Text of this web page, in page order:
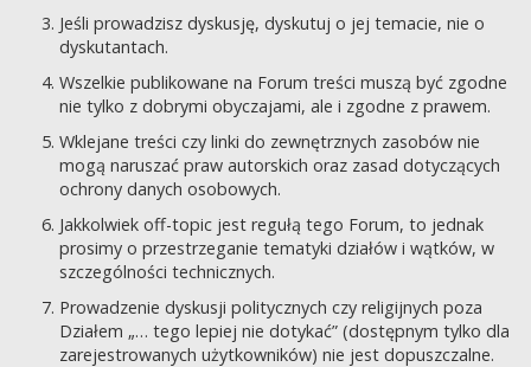
Jeśli prowadzisz dyskusję, dyskutuj o jej temacie, nie o
dyskutantach.
Wszelkie publikowane na Forum treści muszą być zgodne
nie tylko z dobrymi obyczajami, ale i zgodne z prawem.
Wklejane treści czy linki do zewnętrznych zasobów nie
mogą naruszać praw autorskich oraz zasad dotyczących
ochrony danych osobowych.
Jakkolwiek off-topic jest regułą tego Forum, to jednak
prosimy o przestrzeganie tematyki działów i wątków, w
szczególności technicznych.
Prowadzenie dyskusji politycznych czy religijnych poza
Działem „… tego lepiej nie dotykać” (dostępnym tylko dla
zarejestrowanych użytkowników) nie jest dopuszczalne.